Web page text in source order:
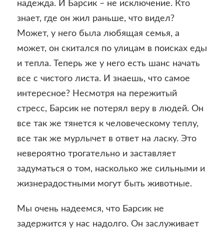
надежда. И Барсик – не исключение. Кто
знает, где он жил раньше, что видел?
Может, у него была любящая семья, а
может, он скитался по улицам в поисках еды
и тепла. Теперь же у него есть шанс начать
все с чистого листа. И знаешь, что самое
интересное? Несмотря на пережитый
стресс, Барсик не потерял веру в людей. Он
все так же тянется к человеческому теплу,
все так же мурлычет в ответ на ласку. Это
невероятно трогательно и заставляет
задуматься о том, насколько же сильными и
жизнерадостными могут быть животные.
Мы очень надеемся, что Барсик не
задержится у нас надолго. Он заслуживает